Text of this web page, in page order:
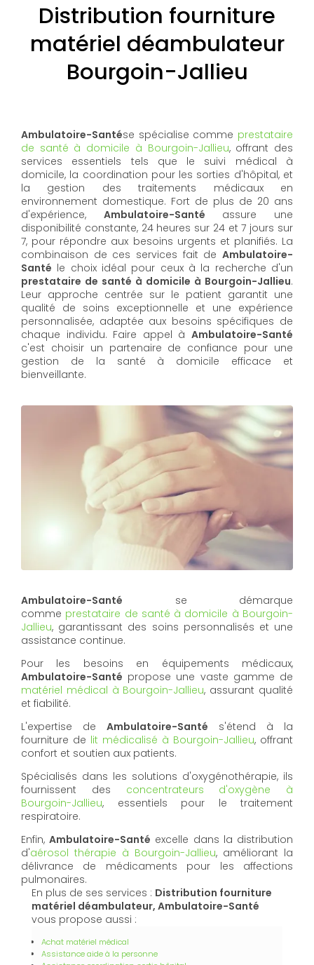
Distribution fourniture
matériel déambulateur
Bourgoin-Jallieu
Ambulatoire-Santése spécialise comme prestataire
de santé à domicile à Bourgoin-Jallieu, offrant des
services essentiels tels que le suivi médical à
domicile, la coordination pour les sorties d'hôpital, et
la gestion des traitements médicaux en
environnement domestique. Fort de plus de 20 ans
d'expérience, Ambulatoire-Santé assure une
disponibilité constante, 24 heures sur 24 et 7 jours sur
7, pour répondre aux besoins urgents et planifiés. La
combinaison de ces services fait de Ambulatoire-
Santé le choix idéal pour ceux à la recherche d'un
prestataire de santé à domicile à Bourgoin-Jallieu.
Leur approche centrée sur le patient garantit une
qualité de soins exceptionnelle et une expérience
personnalisée, adaptée aux besoins spécifiques de
chaque individu. Faire appel à Ambulatoire-Santé
c'est choisir un partenaire de confiance pour une
gestion de la santé à domicile efficace et
bienveillante.
Ambulatoire-Santé se démarque
comme prestataire de santé à domicile à Bourgoin-
Jallieu, garantissant des soins personnalisés et une
assistance continue.
Pour les besoins en équipements médicaux,
Ambulatoire-Santé propose une vaste gamme de
matériel médical à Bourgoin-Jallieu, assurant qualité
et fiabilité.
L'expertise de Ambulatoire-Santé s'étend à la
fourniture de lit médicalisé à Bourgoin-Jallieu, offrant
confort et soutien aux patients.
Spécialisés dans les solutions d'oxygénothérapie, ils
fournissent des concentrateurs d'oxygène à
Bourgoin-Jallieu, essentiels pour le traitement
respiratoire.
Enfin,Ambulatoire-Santé excelle dans la distribution
d'aérosol thérapie à Bourgoin-Jallieu, améliorant la
délivrance de médicaments pour les affections
pulmonaires.
En plus de ses services : Distribution fourniture
matériel déambulateur, Ambulatoire-Santé
vous propose aussi :
Achat matériel médical
Assistance aide à la personne